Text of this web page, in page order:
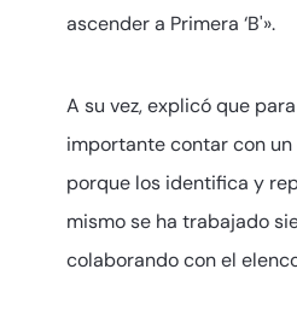
ascender a Primera ‘B'».
A su vez, explicó que
importante contar con
porque los identifica y
mismo se ha trabajado
colaborando con el